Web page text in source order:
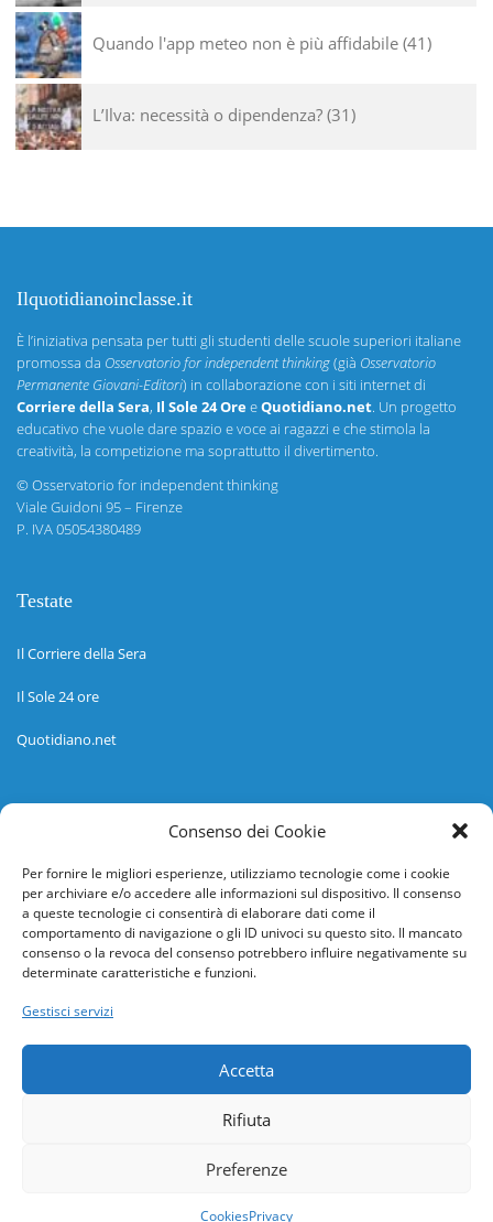
Consenso dei Cookie
Per fornire le migliori esperienze, utilizziamo tecnologie come i cookie
per archiviare e/o accedere alle informazioni sul dispositivo. Il consenso
a queste tecnologie ci consentirà di elaborare dati come il
comportamento di navigazione o gli ID univoci su questo sito. Il mancato
consenso o la revoca del consenso potrebbero influire negativamente su
determinate caratteristiche e funzioni.
Gestisci servizi
Accetta
Rifiuta
Preferenze
CookiesPrivacy
Quando l'app meteo non è più affidabile 41
L’Ilva: necessità o dipendenza? 31
Ilquotidianoinclasse.it
È l’iniziativa pensata per tutti gli studenti delle scuole superiori italiane
promossa da Osservatorio for independent thinking(già Osservatorio
Permanente Giovani-Editori) in collaborazione con i siti internet di
Corriere della Sera, Il Sole 24 OreeQuotidiano.net. Un progetto
educativo che vuole dare spazio e voce ai ragazzi e che stimola la
creatività, la competizione ma soprattutto il divertimento.
©Osservatorio for independent thinking
Viale Guidoni 95 – Firenze
P. IVA 05054380489
Testate
Il Corriere della Sera
Il Sole 24 ore
Quotidiano.net
Informazioni
Help desk
Guida rapida